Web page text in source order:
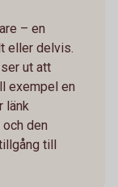
– en
eller delvis.
ut att
exempel en
länk
den
till